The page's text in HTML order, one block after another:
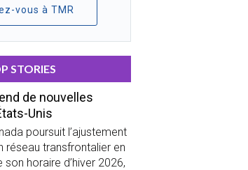
vous à TMR
STORIES
de nouvelles
Unis
poursuit l’ajustement
réseau transfrontalier en
son horaire d’hiver 2026,